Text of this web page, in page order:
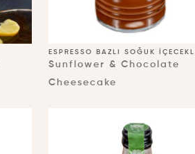
ESPRESSO BAZLI SOĞUK
Sunflower & Chocolate
Cheesecake